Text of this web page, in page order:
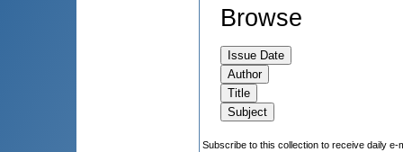
Browse
Subscribe to this collection to receive daily